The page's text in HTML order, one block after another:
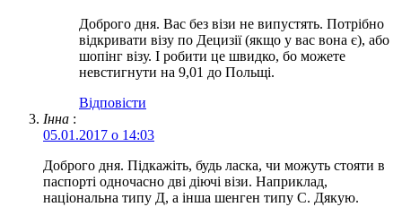
Доброго дня. Вас без візи не випустять. Потрібно
відкривати візу по Децизії (якщо у вас вона є), або
шопінг візу. І робити це швидко, бо можете
невстигнути на 9,01 до Польщі.
Відповіcти
Інна :
05.01.2017 о 14:03
Доброго дня. Підкажіть, будь ласка, чи можуть стояти в
паспорті одночасно дві діючі візи. Наприклад,
національна типу Д, а інша шенген типу С. Дякую.